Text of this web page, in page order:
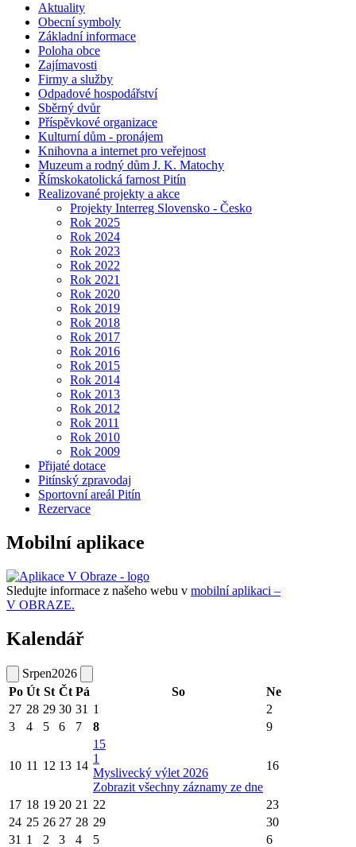
Aktuality
Obecní symboly
Základní informace
Poloha obce
Zajímavosti
Firmy a služby
Odpadové hospodářství
Sběrný dvůr
Příspěvkové organizace
Kulturní dům - pronájem
Knihovna a internet pro veřejnost
Muzeum a rodný dům J. K. Matochy
Římskokatolická farnost Pitín
Realizované projekty a akce
Projekty Interreg Slovensko - Česko
Rok 2025
Rok 2024
Rok 2023
Rok 2022
Rok 2021
Rok 2020
Rok 2019
Rok 2018
Rok 2017
Rok 2016
Rok 2015
Rok 2014
Rok 2013
Rok 2012
Rok 2011
Rok 2010
Rok 2009
Přijaté dotace
Pitínský zpravodaj
Sportovní areál Pitín
Rezervace
Mobilní aplikace
Sledujte informace z našeho webu v mobilní aplikaci –
V OBRAZE.
Kalendář
Srpen2026
Po Út St Čt Pá So
Ne
27 28 29 30 31 1
2
3
4 5 6 7 8 9
10 11 12 13 14
15
1
Myslivecký výlet 2026
Zobrazit všechny záznamy ze dne
16
17 18 19 20 21 22
23
24 25 26 27 28 29
30
31 1 2 3 4 5 6